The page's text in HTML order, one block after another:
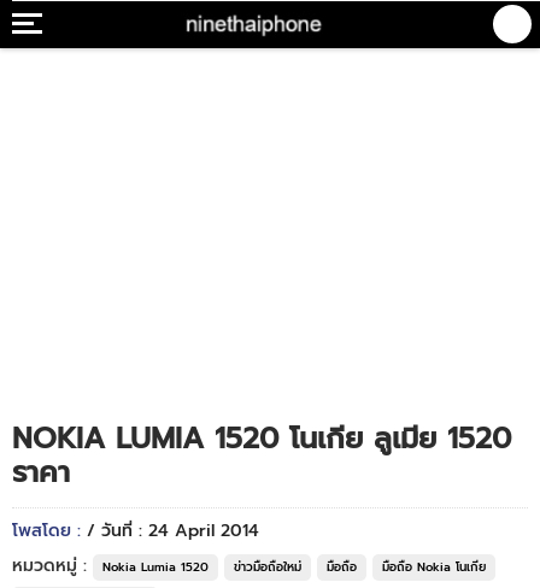
NOKIA LUMIA 1520 โนเกีย ลูเมีย 1520
ราคา
โพสโดย : / วันที่ : 24 April 2014
หมวดหมู่ :
Nokia Lumia 1520 ข่าวมือถือใหม่ มือถือ
มือถือ Nokia โนเกีย